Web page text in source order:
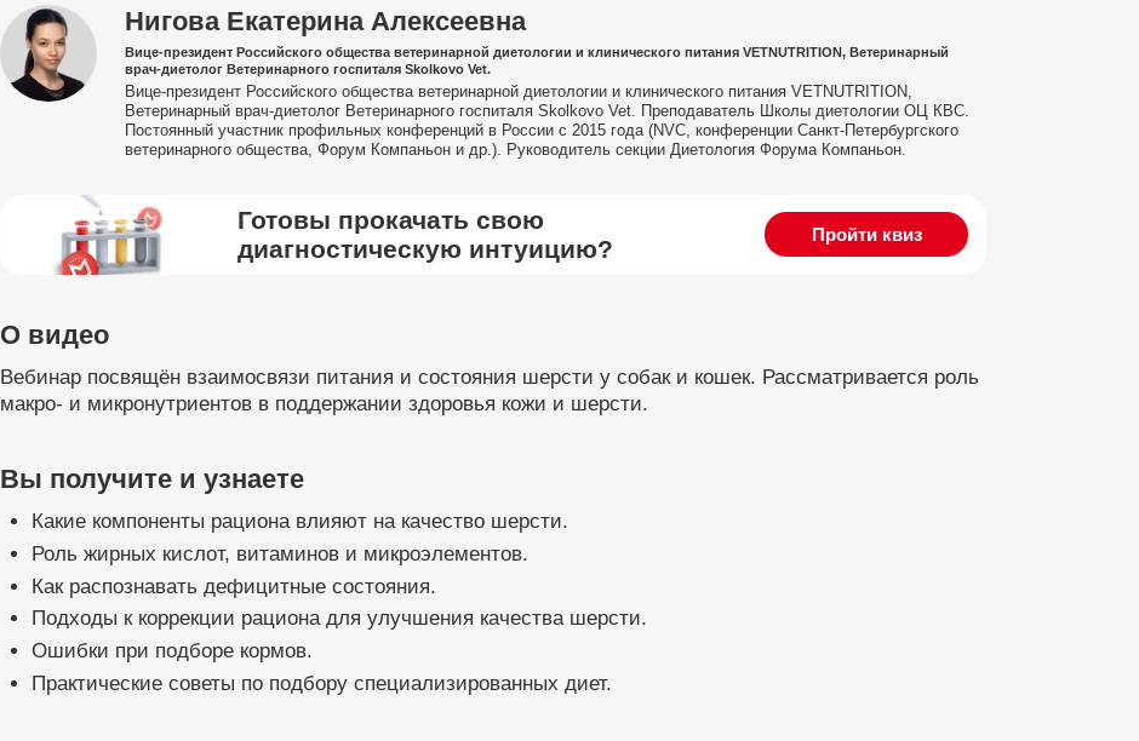
Нигова Екатерина Алексеевна
Вице-президент Российского общества ветеринарной диетологии и клинического питания VETNUTRITION, Ветеринарный
врач-диетолог Ветеринарного госпиталя Skolkovo Vet.
Вице-президент Российского общества ветеринарной диетологии и клинического питания VETNUTRITION,
Ветеринарный врач-диетолог Ветеринарного госпиталя Skolkovo Vet. Преподаватель Школы диетологии ОЦ КВС.
Постоянный участник профильных конференций в России с 2015 года (NVC, конференции Санкт-Петербургского
ветеринарного общества, Форум Компаньон и др.). Руководитель секции Диетология Форума Компаньон.
Готовы прокачать свою
диагностическую интуицию?
Пройти квиз
О видео
Вебинар посвящён взаимосвязи питания и состояния шерсти у собак и кошек. Рассматривается роль
макро- и микронутриентов в поддержании здоровья кожи и шерсти.
Вы получите и узнаете
Какие компоненты рациона влияют на качество шерсти.
Роль жирных кислот, витаминов и микроэлементов.
Как распознавать дефицитные состояния.
Подходы к коррекции рациона для улучшения качества шерсти.
Ошибки при подборе кормов.
Практические советы по подбору специализированных диет.